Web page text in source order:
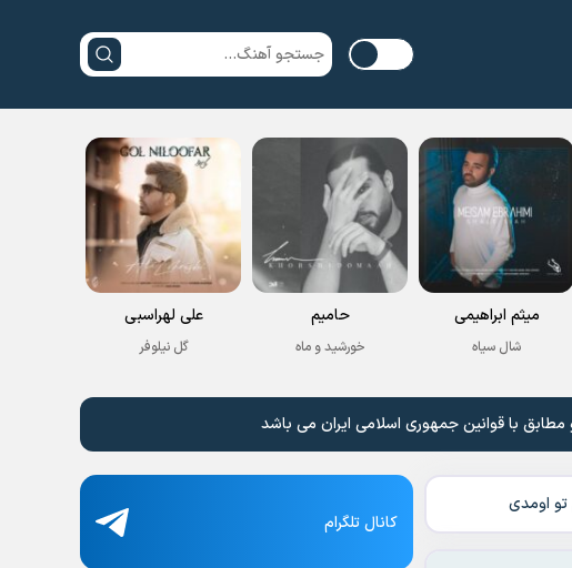
میثم ابراهیمی
شال سیاه
حامیم
خورشید و ماه
علی لهراسبی
گل نیلوفر
با قوانین جمهوری اسلامی ایران می باشد
اومدی
کانال تلگرام